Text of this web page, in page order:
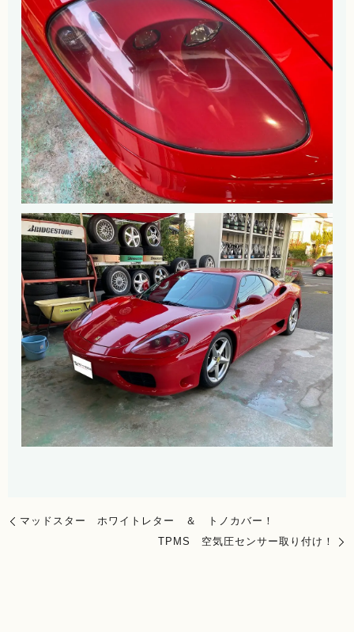
マッドスター ホワイトレター ＆ トノカバー！
TPMS 空気圧センサー取り付け！